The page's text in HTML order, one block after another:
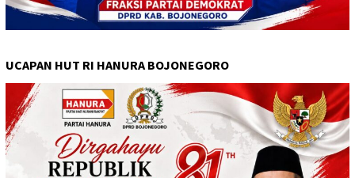
UCAPAN HUT RI HANURA BOJONEGORO